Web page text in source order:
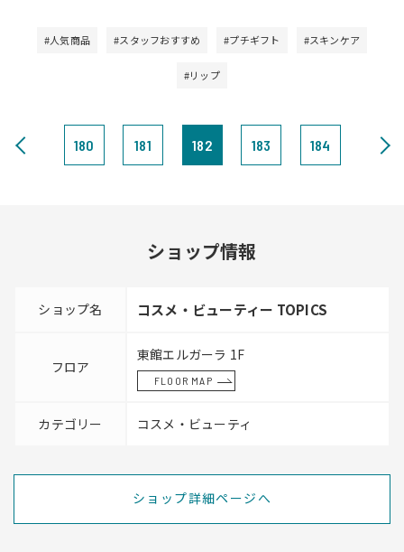
#人気商品 #スタッフおすすめ #プチギフト #スキンケア
#リップ
180 181 182 183 184
ショップ情報
ショップ名 コスメ・ビューティー TOPICS
フロア
東館エルガーラ 1F
FLOOR MAP
カテゴリー コスメ・ビューティ
ショップ詳細ページへ